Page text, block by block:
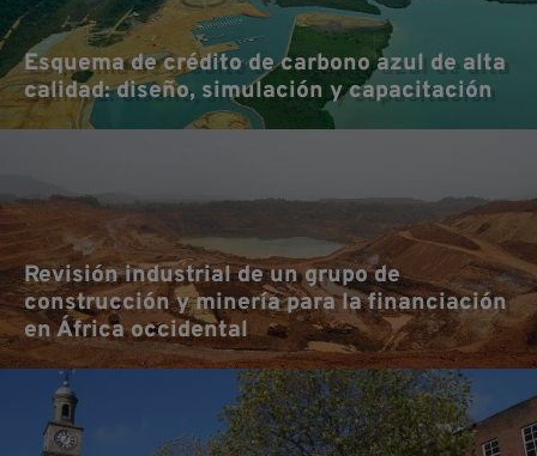
Esquema de crédito de carbono azul de alta
calidad: diseño, simulación y capacitación
Revisión industrial de un grupo de
construcción y minería para la financiación
en África occidental